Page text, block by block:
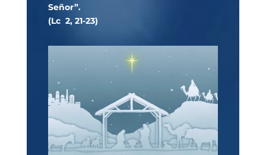
Señor”.
(Lc 2, 21-23)